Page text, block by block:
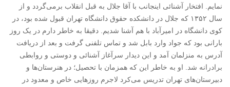
نمایم. افتخار آشنائی اینجانب با آقا جلال به قبل انقلاب برمی‌گردد و از
سال ۱۳۵۲ که جلال در دانشکده حقوق دانشگاه تهران قبول شده بود، در
کوی دانشگاه در امیرآباد با هم آشنا شدیم. دقیقا به خاطر دارم در یک روز
بارانی بود که جواد وارد بابل شد و تماس تلفنی گرفت و بعد از دریافت
آدرس به منزلمان آمد و این دیدار سرآغاز آشنائی و دوستی و روابطی
برادرانه شد. او به خاطر این که همزمان با تحصیل؛ در هنرستان‌ها و
دبیرستان‌های تهران تدریس می‌کرد لاجرم روزهایی خاص و معدود در